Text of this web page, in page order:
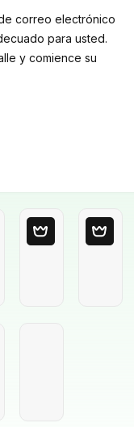
correo electrónico
para usted.
y comience su